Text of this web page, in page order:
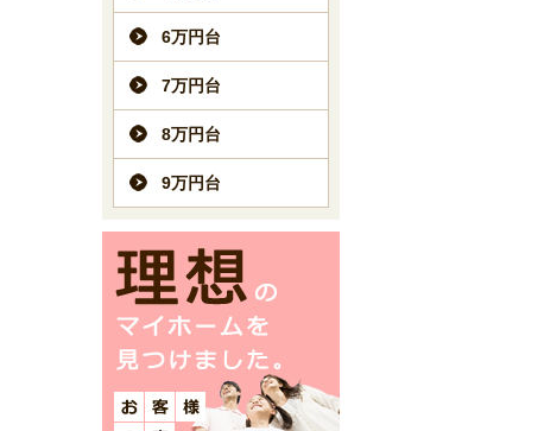
6万円台
7万円台
8万円台
9万円台